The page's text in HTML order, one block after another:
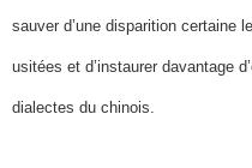
sauver d’une disparition certaine
usitées et d’instaurer davantage
dialectes du chinois.